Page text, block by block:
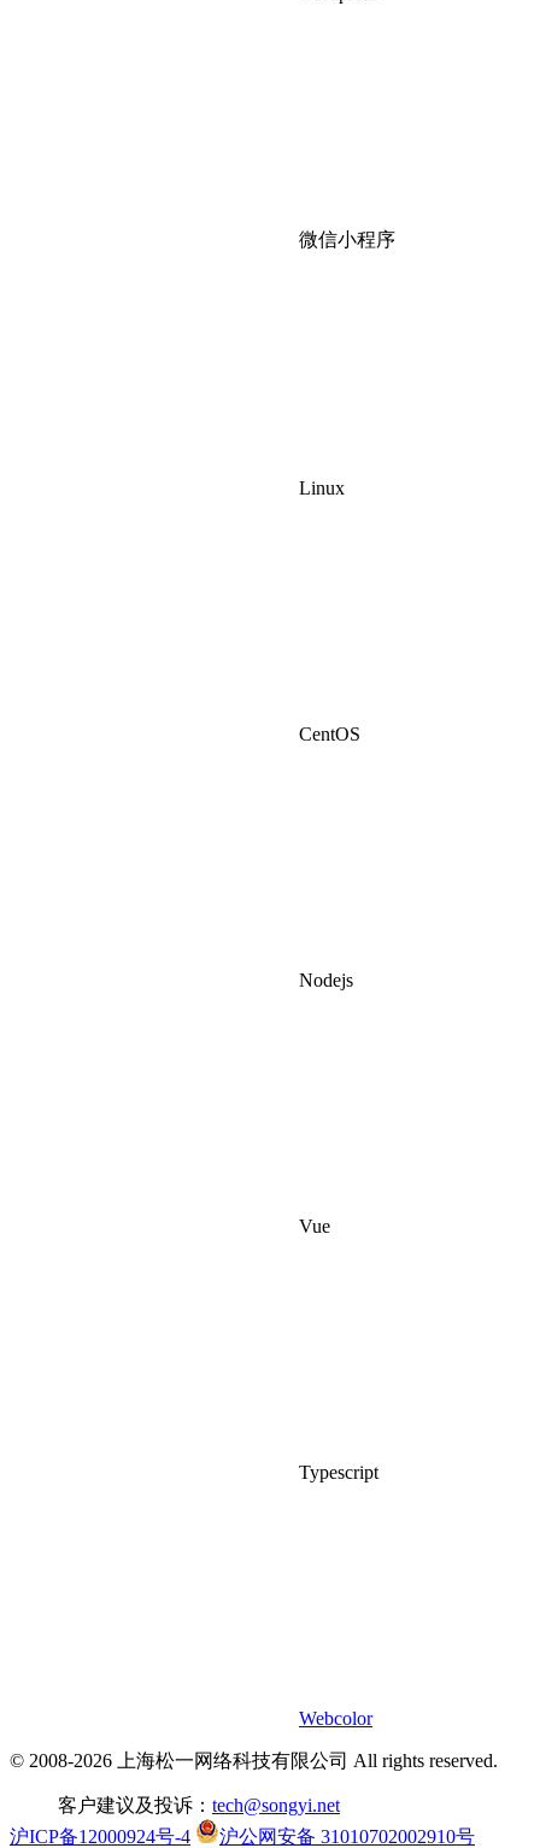
微信小程序
Linux
CentOS
Nodejs
Vue
Typescript
Webcolor
© 2008-2026 上海松一网络科技有限公司 All rights reserved.
客户建议及投诉： tech@songyi.net
沪ICP备12000924号-4
沪公网安备 31010702002910号